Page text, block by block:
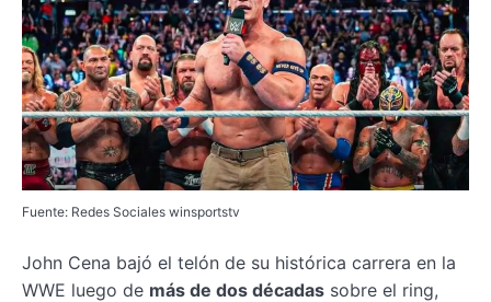
Fuente: Redes Sociales winsportstv
John Cena bajó el telón de su histórica carrera en la
WWE luego de más de dos décadas sobre el ring,